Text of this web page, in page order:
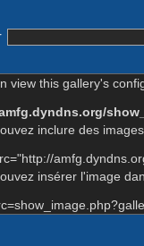
view this gallery's
inclure des
insérer l'image